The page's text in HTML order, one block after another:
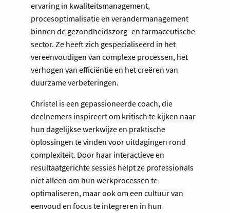
ervaring in kwaliteitsmanagement,
procesoptimalisatie en verandermanagement
binnen de gezondheidszorg- en farmaceutische
sector. Ze heeft zich gespecialiseerd in het
vereenvoudigen van complexe processen, het
verhogen van efficiëntie en het creëren van
duurzame verbeteringen.
Christel is een gepassioneerde coach, die
deelnemers inspireert om kritisch te kijken naar
hun dagelijkse werkwijze en praktische
oplossingen te vinden voor uitdagingen rond
complexiteit. Door haar interactieve en
resultaatgerichte sessies helpt ze professionals
niet alleen om hun werkprocessen te
optimaliseren, maar ook om een cultuur van
eenvoud en focus te integreren in hun